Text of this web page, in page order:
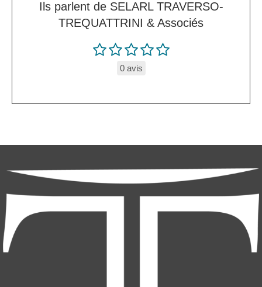
Ils parlent de SELARL TRAVERSO-
TREQUATTRINI & Associés
0 avis